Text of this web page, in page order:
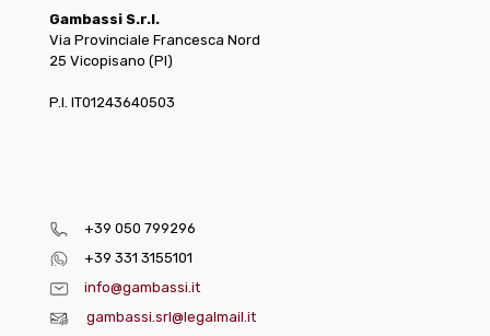
Gambassi S.r.l.
Via Provinciale Francesca Nord
25 Vicopisano (PI)
P.I. IT01243640503
+39 050 799296
+39 331 3155101
info@gambassi.it
gambassi.srl@legalmail.it